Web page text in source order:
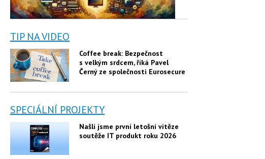
TIP NA VIDEO
Coffee break: Bezpečnost
s velkým srdcem, říká Pavel
Černý ze společnosti Eurosecure
SPECIÁLNÍ PROJEKTY
Našli jsme první letošní vítěze
soutěže IT produkt roku 2026